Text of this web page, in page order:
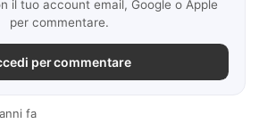
il tuo account email, Google o Apple
per commentare.
per commentare
fa